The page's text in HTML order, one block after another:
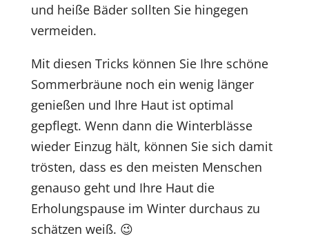
und heiße Bäder sollten Sie hingegen
vermeiden.
Mit diesen Tricks können Sie Ihre schöne
Sommerbräune noch ein wenig länger
genießen und Ihre Haut ist optimal
gepflegt. Wenn dann die Winterblässe
wieder Einzug hält, können Sie sich damit
trösten, dass es den meisten Menschen
genauso geht und Ihre Haut die
Erholungspause im Winter durchaus zu
schätzen weiß. 😉